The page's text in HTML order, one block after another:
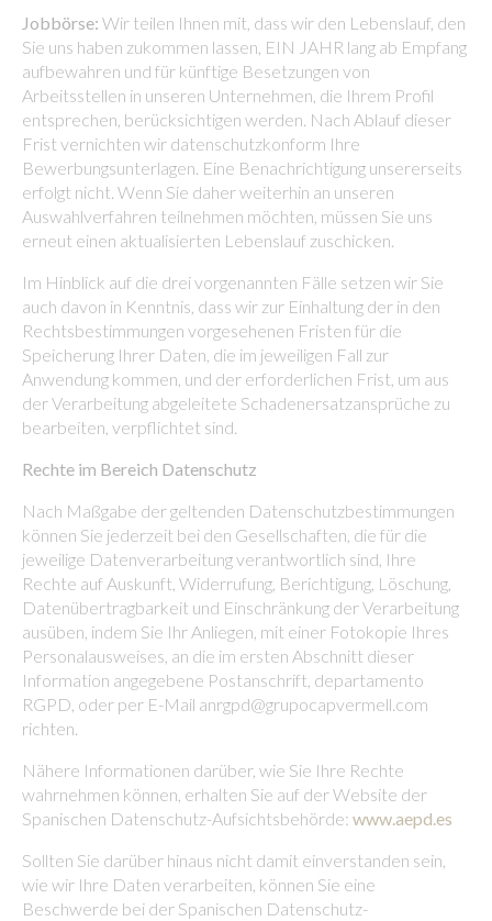
Jobbörse: Wir teilen Ihnen mit, dass wir den Lebenslauf, den
Sie uns haben zukommen lassen, EIN JAHR lang ab Empfang
aufbewahren und für künftige Besetzungen von
Arbeitsstellen in unseren Unternehmen, die Ihrem Profil
entsprechen, berücksichtigen werden. Nach Ablauf dieser
Frist vernichten wir datenschutzkonform Ihre
Bewerbungsunterlagen. Eine Benachrichtigung unsererseits
erfolgt nicht. Wenn Sie daher weiterhin an unseren
Auswahlverfahren teilnehmen möchten, müssen Sie uns
erneut einen aktualisierten Lebenslauf zuschicken.
Im Hinblick auf die drei vorgenannten Fälle setzen wir Sie
auch davon in Kenntnis, dass wir zur Einhaltung der in den
Rechtsbestimmungen vorgesehenen Fristen für die
Speicherung Ihrer Daten, die im jeweiligen Fall zur
Anwendung kommen, und der erforderlichen Frist, um aus
der Verarbeitung abgeleitete Schadenersatzansprüche zu
bearbeiten, verpflichtet sind.
Rechte im Bereich Datenschutz
Nach Maßgabe der geltenden Datenschutzbestimmungen
können Sie jederzeit bei den Gesellschaften, die für die
jeweilige Datenverarbeitung verantwortlich sind, Ihre
Rechte auf Auskunft, Widerrufung, Berichtigung, Löschung,
Datenübertragbarkeit und Einschränkung der Verarbeitung
ausüben, indem Sie Ihr Anliegen, mit einer Fotokopie Ihres
Personalausweises, an die im ersten Abschnitt dieser
Information angegebene Postanschrift, departamento
RGPD, oder per E-Mail anrgpd@grupocapvermell.com
richten.
Nähere Informationen darüber, wie Sie Ihre Rechte
wahrnehmen können, erhalten Sie auf der Website der
Spanischen Datenschutz-Aufsichtsbehörde: www.aepd.es
Sollten Sie darüber hinaus nicht damit einverstanden sein,
wie wir Ihre Daten verarbeiten, können Sie eine
Beschwerde bei der Spanischen Datenschutz-